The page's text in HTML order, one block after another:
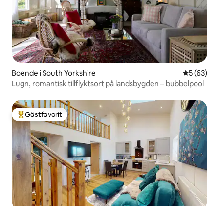
Boende i South Yorkshire 5 av 5 i
5 (63)
Lugn, romantisk tillflyktsort på landsbygden – bubbelpool
Populär gästfavorit
Gästfavorit